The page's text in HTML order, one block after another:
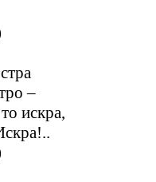
–
искра,